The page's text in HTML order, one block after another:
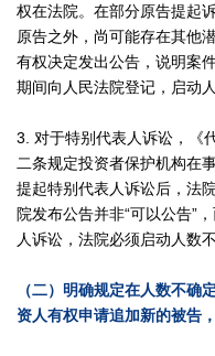
权在法院。在部分原告提起
原告之外，尚可能存在其他
有权决定发出公告，说明案
期间向人民法院登记，启动
3. 对于特别代表人诉讼，《
二条规定投资者保护机构在
提起特别代表人诉讼后，法
院发布公告并非“可以公告”
人诉讼，法院必须启动人数
（二）明确规定在人数不确
资人有权申请追加新的被告